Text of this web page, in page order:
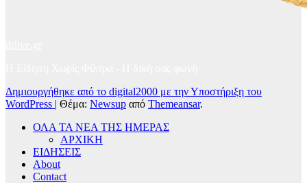
Δημιουργήθηκε από το digital2000 με την Υποστήριξη του
WordPress | Θέμα: Newsup από Themeansar.
ΟΛΑ ΤΑ ΝΕΑ ΤΗΣ ΗΜΕΡΑΣ
ΑΡΧΙΚΗ
ΕΙΔΗΣΕΙΣ
About
Contact